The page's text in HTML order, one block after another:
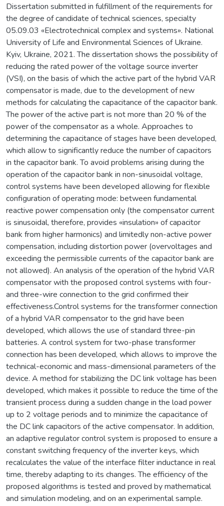
Dissertation submitted in fulfillment of the requirements for
the degree of candidate of technical sciences, specialty
05.09.03 «Electrotechnical complex and systems». National
University of Life and Environmental Sciences of Ukraine.
Kyiv, Ukraine, 2021. The dissertation shows the possibility of
reducing the rated power of the voltage source inverter
(VSI), on the basis of which the active part of the hybrid VAR
compensator is made, due to the development of new
methods for calculating the capacitance of the capacitor bank.
The power of the active part is not more than 20 % of the
power of the compensator as a whole. Approaches to
determining the capacitance of stages have been developed,
which allow to significantly reduce the number of capacitors
in the capacitor bank. To avoid problems arising during the
operation of the capacitor bank in non-sinusoidal voltage,
control systems have been developed allowing for flexible
configuration of operating mode: between fundamental
reactive power compensation only (the compensator current
is sinusoidal, therefore, provides «insulation» of capacitor
bank from higher harmonics) and limitedly non-active power
compensation, including distortion power (overvoltages and
exceeding the permissible currents of the capacitor bank are
not allowed). An analysis of the operation of the hybrid VAR
compensator with the proposed control systems with four-
and three-wire connection to the grid confirmed their
effectiveness.Control systems for the transformer connection
of a hybrid VAR compensator to the grid have been
developed, which allows the use of standard three-pin
batteries. A control system for two-phase transformer
connection has been developed, which allows to improve the
technical-economic and mass-dimensional parameters of the
device. A method for stabilizing the DC link voltage has been
developed, which makes it possible to reduce the time of the
transient process during a sudden change in the load power
up to 2 voltage periods and to minimize the capacitance of
the DC link capacitors of the active compensator. In addition,
an adaptive regulator control system is proposed to ensure a
constant switching frequency of the inverter keys, which
recalculates the value of the interface filter inductance in real
time, thereby adapting to its changes. The efficiency of the
proposed algorithms is tested and proved by mathematical
and simulation modeling, and on an experimental sample.